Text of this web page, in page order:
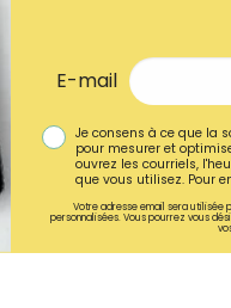
E-mail
Je consens à ce que la
pour mesurer et
ouvrez les courriels,
que vous utilisez. Pour
Votre adresse email sera utilisée
personnalisées. Vous pourrez vous